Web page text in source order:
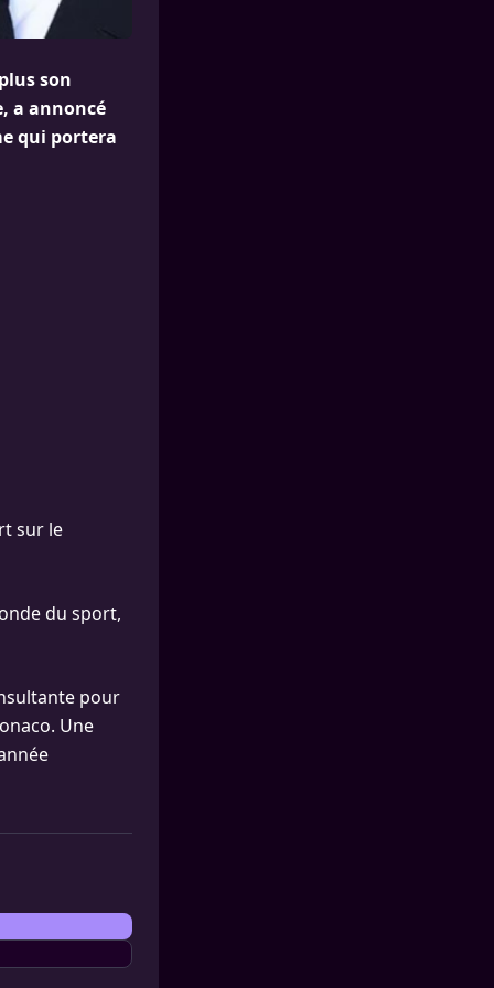
son
a annoncé
qui portera
sur le
du sport,
pour
Une